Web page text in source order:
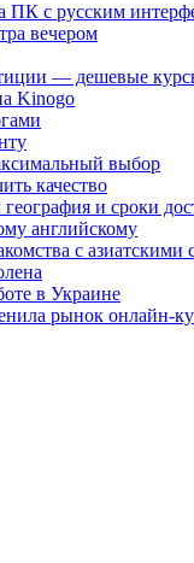
ПК с русским
вечером
— дешевые
Kinogo
выбор
качество
и сроки
английскому
с азиатскими
в Украине
рынок онлайн-